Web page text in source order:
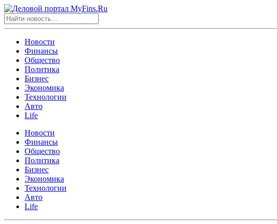
Новости
Финансы
Общество
Политика
Бизнес
Экономика
Технологии
Авто
Life
Новости
Финансы
Общество
Политика
Бизнес
Экономика
Технологии
Авто
Life